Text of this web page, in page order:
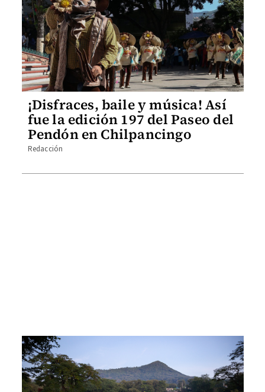
¡Disfraces, baile y música! Así
fue la edición 197 del Paseo del
Pendón en Chilpancingo
Redacción